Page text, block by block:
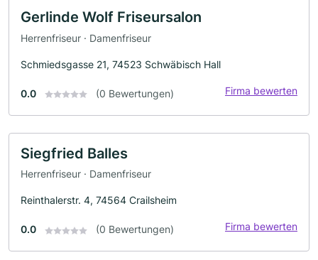
Gerlinde Wolf Friseursalon
Herrenfriseur · Damenfriseur
Schmiedsgasse 21, 74523 Schwäbisch Hall
0.0 (0 Bewertungen) Firma bewerten
Siegfried Balles
Herrenfriseur · Damenfriseur
Reinthalerstr. 4, 74564 Crailsheim
0.0 (0 Bewertungen) Firma bewerten